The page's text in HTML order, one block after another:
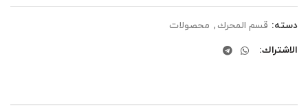
دسته: قسم المحرك , محصولات
الاشتراك